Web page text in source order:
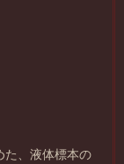
た、液体標本の